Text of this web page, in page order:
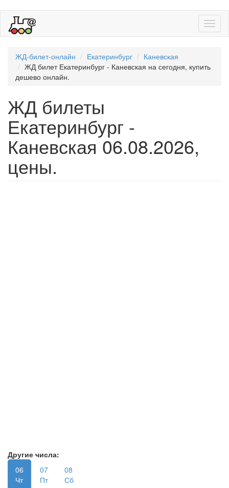
ЖД-билет-онлайн Екатеринбург
Каневская
ЖД билет Екатеринбург - Каневская на сегодня, купить
дешево онлайн.
ЖД билеты
Екатеринбург -
Каневская 06.08.2026,
цены.
Другие числа:
06
Чт
07
Пт
08
Сб